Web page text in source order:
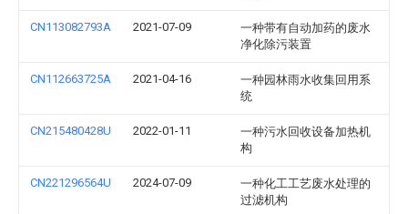
CN113082793A 2021-07-09
一种带有自动加药的废水
净化除污装置
CN112663725A 2021-04-16
一种园林雨水收集回用系
统
CN215480428U 2022-01-11
一种污水回收设备加热机
构
CN221296564U 2024-07-09
一种化工工艺废水处理的
过滤机构